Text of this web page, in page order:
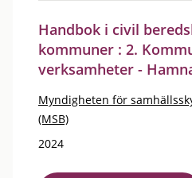
Handbok i civil
kommuner : 2.
verksamheter -
Myndigheten för
(MSB)
2024